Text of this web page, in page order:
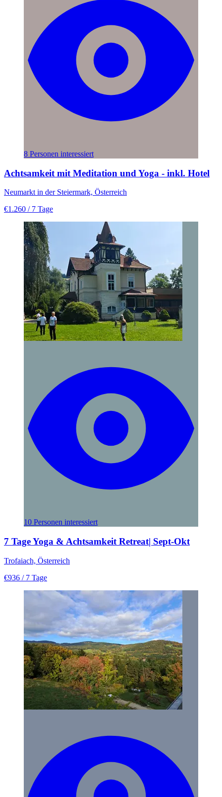
8 Personen interessiert
Achtsamkeit mit Meditation und Yoga - inkl. Hotel
Neumarkt in der Steiermark, Österreich
€1.260 / 7 Tage
10 Personen interessiert
7 Tage Yoga & Achtsamkeit Retreat| Sept-Okt
Trofaiach, Österreich
€936 / 7 Tage